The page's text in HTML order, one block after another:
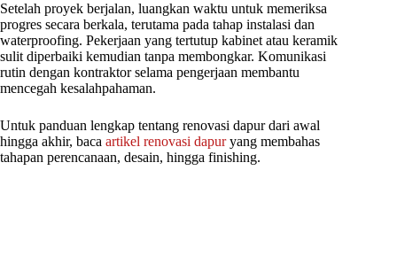
Setelah proyek berjalan, luangkan waktu untuk memeriksa
progres secara berkala, terutama pada tahap instalasi dan
waterproofing. Pekerjaan yang tertutup kabinet atau keramik
sulit diperbaiki kemudian tanpa membongkar. Komunikasi
rutin dengan kontraktor selama pengerjaan membantu
mencegah kesalahpahaman.
Untuk panduan lengkap tentang renovasi dapur dari awal
hingga akhir, baca artikel renovasi dapuryang membahas
tahapan perencanaan, desain, hingga finishing.